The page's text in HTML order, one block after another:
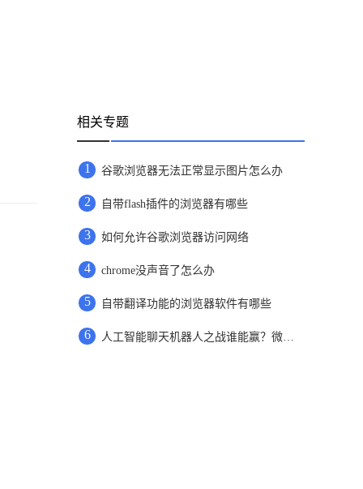
相关专题
1 谷歌浏览器无法正常显示图片怎么办
2 自带flash插件的浏览器有哪些
3 如何允许谷歌浏览器访问网络
4 chrome没声音了怎么办
5 自带翻译功能的浏览器软件有哪些
6 人工智能聊天机器人之战谁能赢？微软谷歌对决才刚刚开始